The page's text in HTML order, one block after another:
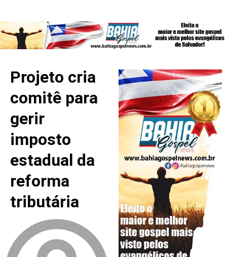
Projeto cria
comitê para
gerir
imposto
estadual da
reforma
tributária